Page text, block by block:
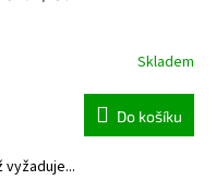
Skladem
Do košíku
vyžaduje...